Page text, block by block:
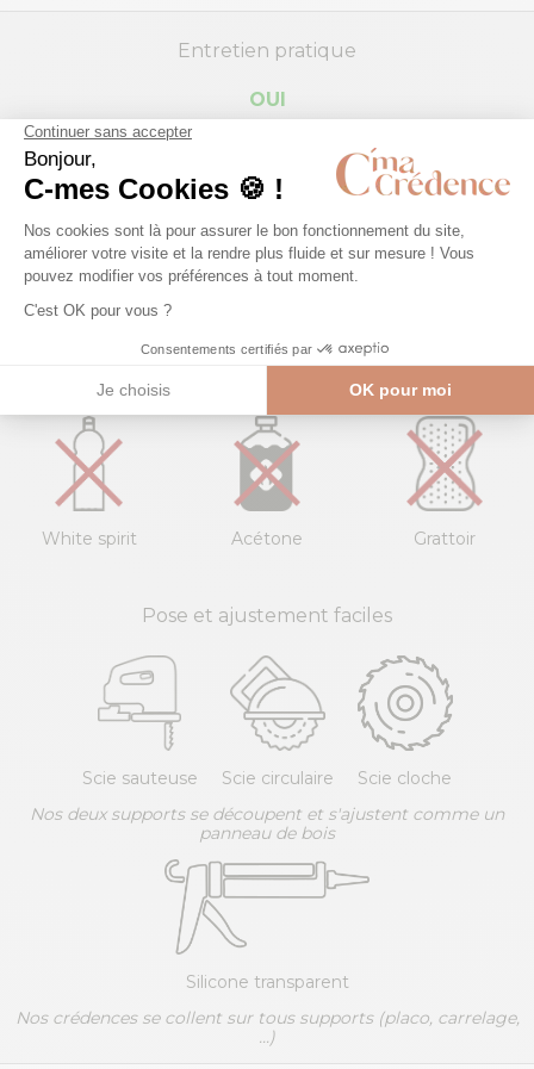
Entretien pratique
OUI
Vinaigre
blanc
Eau de
javel
Lave-
NON
White spirit Acétone Grattoir
Pose et ajustement faciles
Scie sauteuse Scie circulaire
Scie cloche
Nos deux supports se découpent et s'ajustent comme un
panneau de bois
Silicone transparent
Nos crédences se collent sur tous supports (placo, carrelage,
...)